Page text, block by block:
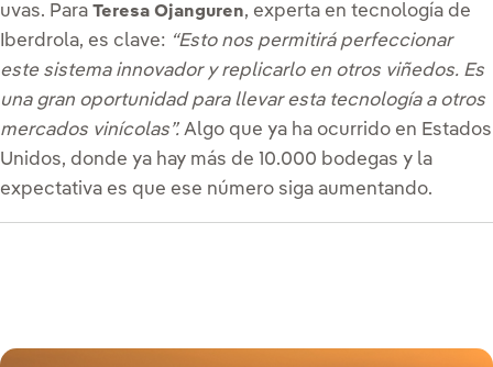
uvas. Para Teresa Ojanguren, experta en tecnología de
Iberdrola, es clave: “Esto nos permitirá perfeccionar
este sistema innovador y replicarlo en otros viñedos. Es
una gran oportunidad para llevar esta tecnología a otros
mercados vinícolas”. Algo que ya ha ocurrido en Estados
Unidos, donde ya hay más de 10.000 bodegas y la
expectativa es que ese número siga aumentando.